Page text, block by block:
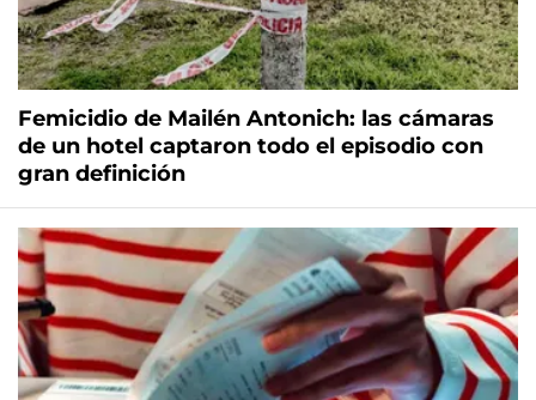
Femicidio de Mailén Antonich: las cámaras
de un hotel captaron todo el episodio con
gran definición